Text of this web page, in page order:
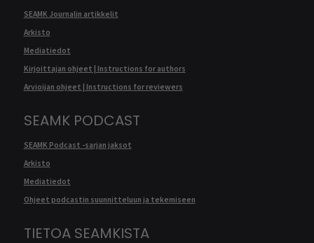
SEAMK Journalin artikkelit
Arkisto
Mediatiedot
Kirjoittajan ohjeet | Instructions for authors
Arvioijan ohjeet | Instructions for reviewers
SEAMK PODCAST
SEAMK Podcast -sarjan jaksot
Arkisto
Mediatiedot
Ohjeet podcastin suunnitteluun ja tekemiseen
TIETOA SEAMKISTA